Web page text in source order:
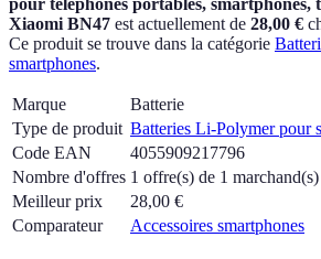
Xiaomi BN47 est actuellement de 28,00 €
Ce produit se trouve dans la catégorie
smartphones.
Marque
Batterie
Type de produit Batteries Li-Polymer pour
Code EAN
4055909217796
Nombre d'offres 1 offre(s) de 1 marchand(s)
Meilleur prix
28,00 €
Comparateur
Accessoires smartphones